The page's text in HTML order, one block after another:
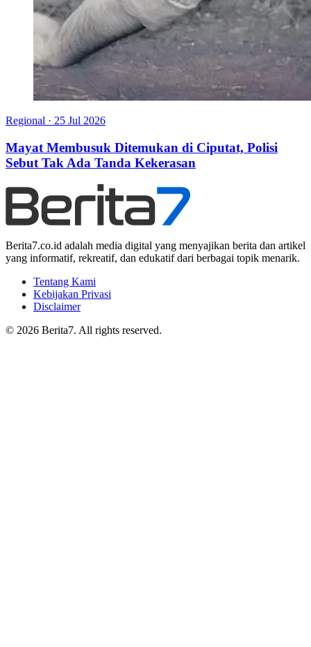
Regional · 25 Jul 2026
Mayat Membusuk Ditemukan di Ciputat, Polisi
Sebut Tak Ada Tanda Kekerasan
Berita7.co.id adalah media digital yang menyajikan berita dan artikel
yang informatif, rekreatif, dan edukatif dari berbagai topik menarik.
Tentang Kami
Kebijakan Privasi
Disclaimer
© 2026 Berita7. All rights reserved.